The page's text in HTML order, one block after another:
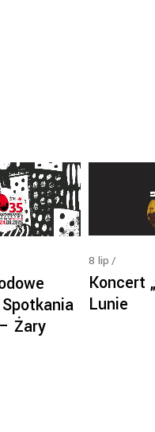
Żary
8 lip
Koncert
Lunie